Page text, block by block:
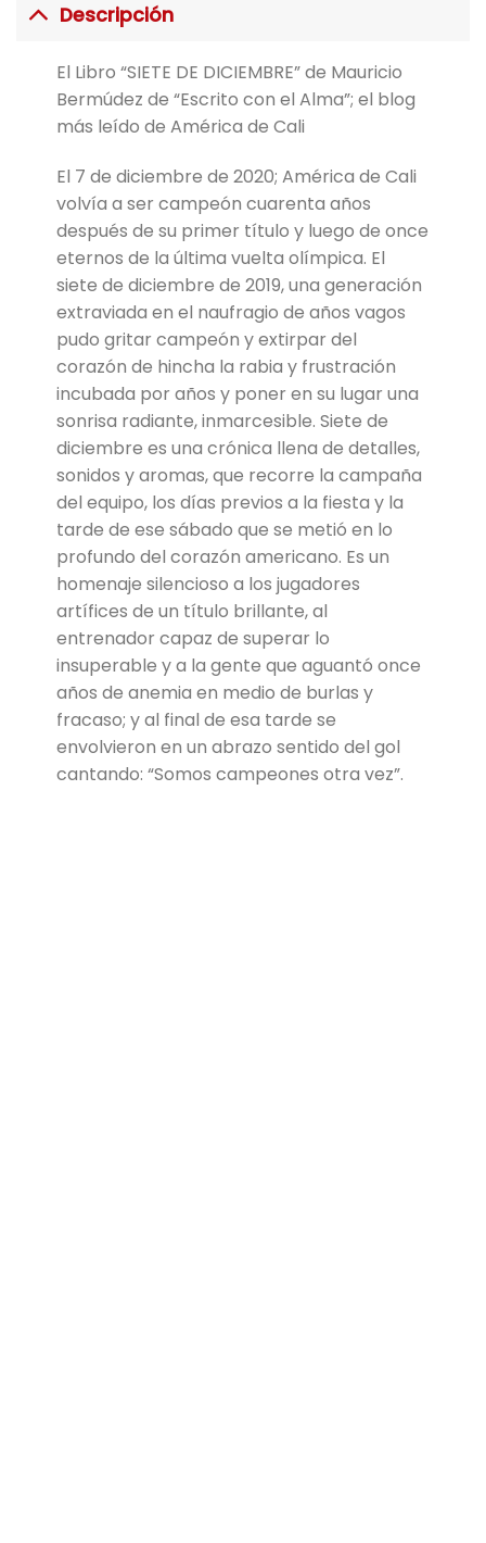
Descripción
El Libro “SIETE DE DICIEMBRE” de Mauricio
Bermúdez de “Escrito con el Alma”; el blog
más leído de América de Cali
El 7 de diciembre de 2020; América de Cali
volvía a ser campeón cuarenta años
después de su primer título y luego de once
eternos de la última vuelta olímpica. El
siete de diciembre de 2019, una generación
extraviada en el naufragio de años vagos
pudo gritar campeón y extirpar del
corazón de hincha la rabia y frustración
incubada por años y poner en su lugar una
sonrisa radiante, inmarcesible. Siete de
diciembre es una crónica llena de detalles,
sonidos y aromas, que recorre la campaña
del equipo, los días previos a la fiesta y la
tarde de ese sábado que se metió en lo
profundo del corazón americano. Es un
homenaje silencioso a los jugadores
artífices de un título brillante, al
entrenador capaz de superar lo
insuperable y a la gente que aguantó once
años de anemia en medio de burlas y
fracaso; y al final de esa tarde se
envolvieron en un abrazo sentido del gol
cantando: “Somos campeones otra vez”.